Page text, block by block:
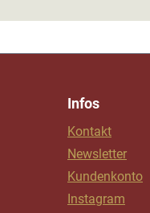
Infos
Kontakt
Newsletter
Kundenkonto
Instagram